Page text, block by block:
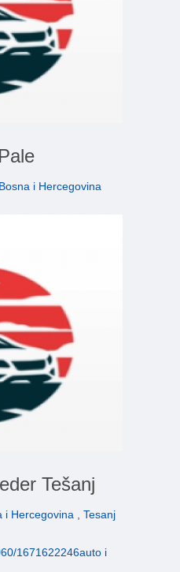
i Hercegovina
Tešanj
i Hercegovina , Tesanj